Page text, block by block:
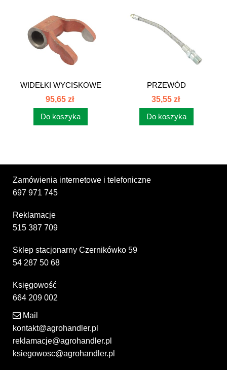
WIDEŁKI WYCISKOWE
C385 80108004
95,65 zł
Do koszyka
PRZEWÓD
SMAROWANIA
ŁOŻ.C385...
35,55 zł
Do koszyka
Zamówienia internetowe i telefoniczne
697 971 745
Reklamacje
515 387 709
Sklep stacjonarny Czernikówko 59
54 287 50 68
Księgowość
664 209 002
Mail
kontakt@agrohandler.pl
reklamacje@agrohandler.pl
ksiegowosc@agrohandler.pl